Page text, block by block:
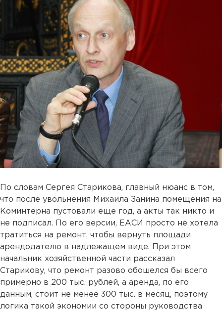
По словам Сергея Старикова, главный нюанс в том,
что после увольнения Михаила Занина помещения на
Коминтерна пустовали еще год, а акты так никто и
не подписал. По его версии, ЕАСИ просто не хотела
тратиться на ремонт, чтобы вернуть площади
арендодателю в надлежащем виде. При этом
начальник хозяйственной части рассказал
Старикову, что ремонт разово обошелся бы всего
примерно в 200 тыс. рублей, а аренда, по его
данным, стоит не менее 300 тыс. в месяц, поэтому
логика такой экономии со стороны руководства